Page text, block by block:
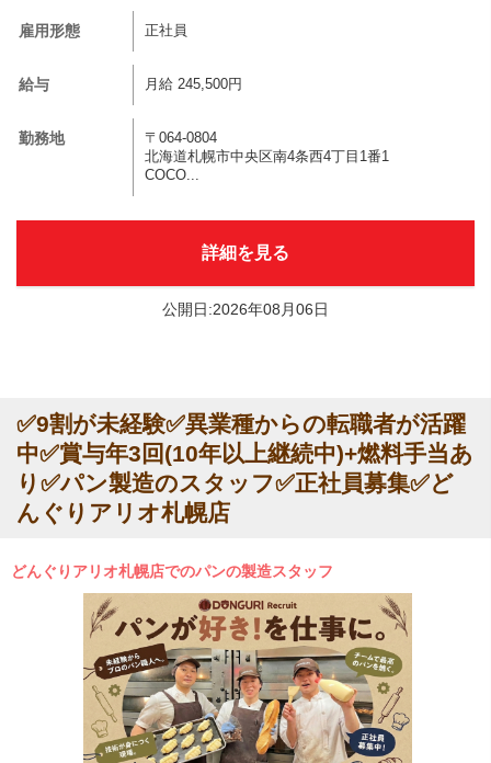
雇用形態 正社員
給与 月給 245,500円
勤務地
〒064-0804
北海道札幌市中央区南4条西4丁目1番1
COCO...
詳細を見る
公開日:2026年08月06日
✅9割が未経験✅異業種からの転職者が活躍
中✅賞与年3回(10年以上継続中)+燃料手当あ
り✅パン製造のスタッフ✅正社員募集✅ど
んぐりアリオ札幌店
どんぐりアリオ札幌店でのパンの製造スタッフ